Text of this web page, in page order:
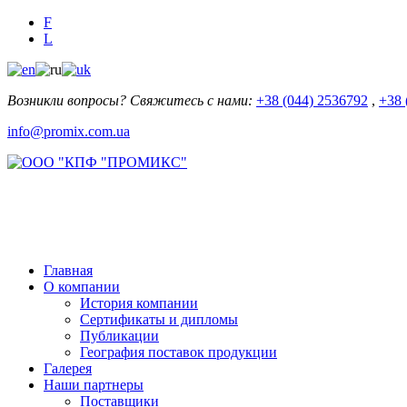
F
L
Возникли вопросы? Свяжитесь с нами: +38 (044) 2536792 , +38
info@promix.com.ua
Главная
О компании
История компании
Сертификаты и дипломы
Публикации
География поставок продукции
Галерея
Наши партнеры
Поставщики